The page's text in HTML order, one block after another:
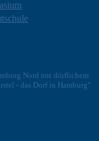
Nord mit dörflichem
- das Dorf in Hamburg"